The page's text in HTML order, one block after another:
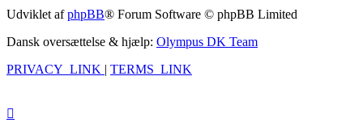
Udviklet afphpBB® Forum Software © phpBB Limited
Dansk oversættelse & hjælp: Olympus DK Team
PRIVACY_LINK | TERMS_LINK